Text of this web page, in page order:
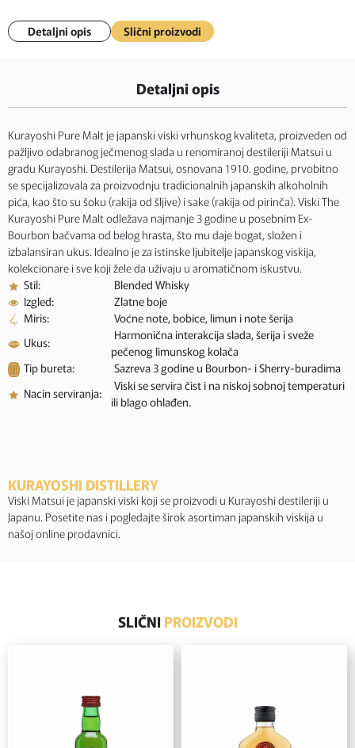
Detaljni opis Slični proizvodi
Detaljni opis
Kurayoshi Pure Malt je japanski viski vrhunskog kvaliteta, proizveden od
pažljivo odabranog ječmenog slada u renomiranoj destileriji Matsui u
gradu Kurayoshi. Destilerija Matsui, osnovana 1910. godine, prvobitno
se specijalizovala za proizvodnju tradicionalnih japanskih alkoholnih
pića, kao što su šoku (rakija od šljive) i sake (rakija od pirinča). Viski The
Kurayoshi Pure Malt odležava najmanje 3 godine u posebnim Ex-
Bourbon bačvama od belog hrasta, što mu daje bogat, složen i
izbalansiran ukus. Idealno je za istinske ljubitelje japanskog viskija,
kolekcionare i sve koji žele da uživaju u aromatičnom iskustvu.
Stil:
Blended Whisky
Izgled:
Zlatne boje
Miris:
Voćne note, bobice, limun i note šerija
Ukus:
Harmonična interakcija slada, šerija i sveže
pečenog limunskog kolača
Tip bureta:
Sazreva 3 godine u Bourbon- i Sherry-buradima
Nacin serviranja:
Viski se servira čist i na niskoj sobnoj temperaturi
ili blago ohlađen.
KURAYOSHI DISTILLERY
Viski Matsui je japanski viski koji se proizvodi u Kurayoshi destileriji u
Japanu. Posetite nas i pogledajte širok asortiman japanskih viskija u
našoj online prodavnici.
SLIČNI PROIZVODI